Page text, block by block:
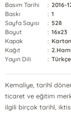
Basım Tarihi
: 2016-
Baskı
: 1
Sayfa Sayısı
: 528
Boyut
: 16x23
Kapak
: Karton
Kağıt
:
Yayın Dili
: Türkçe
Kemaliye, tarihî
ticaret ve eğitim
ilgili birçok tarihî,